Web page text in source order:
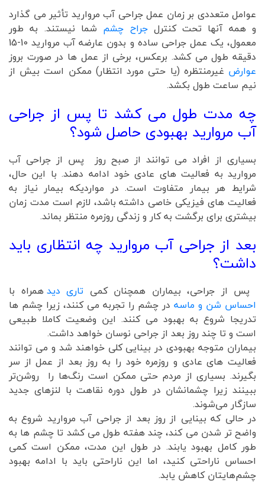
عوامل متعددی بر زمان عمل جراحی آب مروارید تأثیر می گذارد
و همه آنها تحت کنترلجراح چشم شما نیستند. به طور
معمول، یک عمل جراحی ساده و بدون عارضه آب مروارید 10-15
دقیقه طول می کشد. برعکس، برخی از عمل ها در صورت بروز
عوارض غیرمنتظره (یا حتی مورد انتظار) ممکن است بیش از
نیم ساعت طول بکشد.
چه مدت طول می کشد تا پس از جراحی
آب مروارید بهبودی حاصل شود؟
بسیاری از افراد می توانند از صبح روز پس از جراحی آب
مروارید به فعالیت های عادی خود ادامه دهند. با این حال،
شرایط هر بیمار متفاوت است. در مواردیکه بیمار نیاز به
فعالیت های فیزیکی خاصی داشته باشد، لازم است مدت زمان
بیشتری برای برگشت به کار و زندگی روزمره منتظر بماند.
بعد از جراحی آب مروارید چه انتظاری باید
داشت؟
پس از جراحی، بیماران همچنان کمی تاری دیدهمراه با
احساس شن و ماسه در چشم را تجربه می کنند، زیرا چشم ها
تدریجا شروع به بهبود می کنند. این وضعیت کاملا طبیعی
است و تا چند روز بعد از جراحی نوسان خواهد داشت.
بیماران متوجه بهبودی در بینایی کلی خواهند شد و می توانند
فعالیت های عادی و روزمره خود را به روز بعد از عمل از سر
بگیرند. بسیاری از مردم حتی ممکن است رنگ‌ها را روشن‌تر
ببینند زیرا چشمانشان در طول دوره نقاهت با لنزهای جدید
سازگار می‌شوند.
در حالی که بینایی از روز بعد از جراحی آب مروارید شروع به
واضح تر شدن می کند، چند هفته طول می کشد تا چشم ها به
طور کامل بهبود یابند. در طول این مدت، ممکن است کمی
احساس ناراحتی کنید، اما این ناراحتی باید با ادامه بهبود
چشم‌هایتان کاهش یابد.